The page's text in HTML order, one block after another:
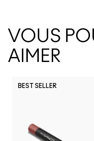
VOUS
AIMER
BEST SELLER